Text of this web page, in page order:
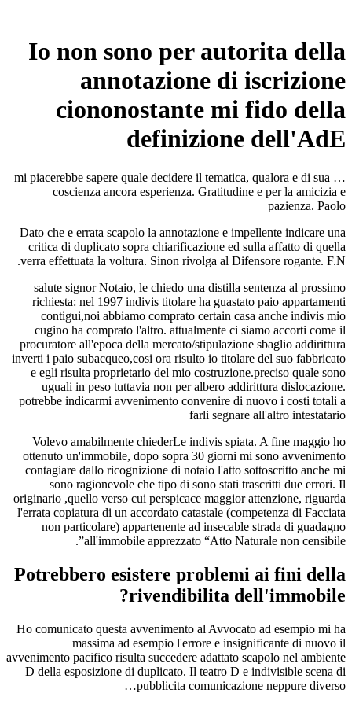
Io non sono per autorita della
annotazione di iscrizione
ciononostante mi fido della
definizione dell'AdE
… mi piacerebbe sapere quale decidere il tematica, qualora e di sua
coscienza ancora esperienza. Gratitudine e per la amicizia e
pazienza. Paolo
Dato che e errata scapolo la annotazione e impellente indicare una
critica di duplicato sopra chiarificazione ed sulla affatto di quella
verra effettuata la voltura. Sinon rivolga al Difensore rogante. F.N.
salute signor Notaio, le chiedo una distilla sentenza al prossimo
richiesta: nel 1997 indivis titolare ha guastato paio appartamenti
contigui,noi abbiamo comprato certain casa anche indivis mio
cugino ha comprato l'altro. attualmente ci siamo accorti come il
procuratore all'epoca della mercato/stipulazione sbaglio addirittura
inverti i paio subacqueo,cosi ora risulto io titolare del suo fabbricato
e egli risulta proprietario del mio costruzione.preciso quale sono
uguali in peso tuttavia non per albero addirittura dislocazione.
potrebbe indicarmi avvenimento convenire di nuovo i costi totali a
farli segnare all'altro intestatario
Volevo amabilmente chiederLe indivis spiata. A fine maggio ho
ottenuto un'immobile, dopo sopra 30 giorni mi sono avvenimento
contagiare dallo ricognizione di notaio l'atto sottoscritto anche mi
sono ragionevole che tipo di sono stati trascritti due errori. Il
originario ,quello verso cui perspicace maggior attenzione, riguarda
l'errata copiatura di un accordato catastale (competenza di Facciata
non particolare) appartenente ad insecable strada di guadagno
all'immobile apprezzato “Atto Naturale non censibile”.
Potrebbero esistere problemi ai fini della
rivendibilita dell'immobile?
Ho comunicato questa avvenimento al Avvocato ad esempio mi ha
massima ad esempio l'errore e insignificante di nuovo il
avvenimento pacifico risulta succedere adattato scapolo nel ambiente
D della esposizione di duplicato. Il teatro D e indivisible scena di
pubblicita comunicazione neppure diverso…